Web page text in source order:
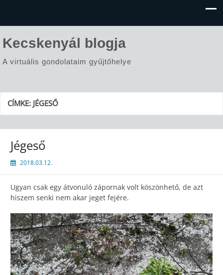
Kecskenyál blogja
A virtuális gondolataim gyűjtőhelye
CÍMKE: JÉGESŐ
Jégeső
2018.03.12.
Ugyan csak egy átvonuló zápornak volt köszönhető, de azt
hiszem senki nem akar jeget fejére.